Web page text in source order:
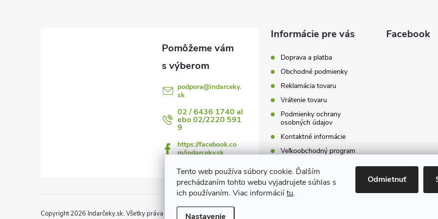
Tento web používa súbory cookie. Ďalším
prechádzaním tohto webu vyjadrujete súhlas s
ich používaním. Viac informáciítu.
Nastavenie
Odmietnuť
podpora@indarceky.
sk
02 / 6436 1740 al
ebo 02/2220 591
9
https://facebook.co
m/indarceky.sk
Informácie pre vás
Doprava a platba
Obchodné podmienky
Reklamácia tovaru
Vrátenie tovaru
Podmienky ochrany
osobných údajov
Kontaktné informácie
Veľkoobchodný program
Facebook
Copyright 2026 Indarčeky.sk. Všetky práva vyhradené.Upraviť nastavenie cookies